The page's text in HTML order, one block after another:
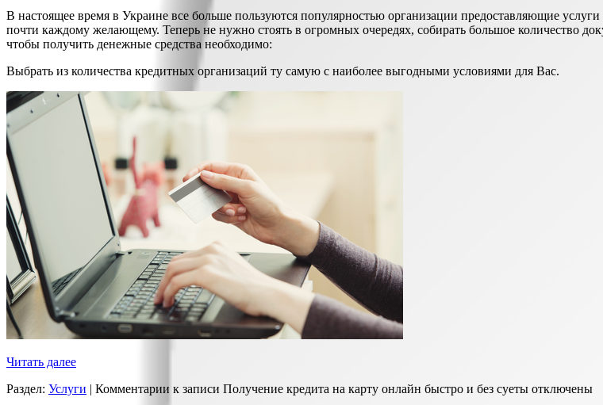
В настоящее время в Украине все больше пользуются популярностью организации предоставляющие
почти каждому желающему. Теперь не нужно стоять в огромных очередях, собирать большое количество
чтобы получить денежные средства необходимо:
Выбрать из количества кредитных организаций ту самую с наиболее выгодными условиями для Вас.
Читать далее
Раздел: Услуги | Комментарии к записи Получение кредита на карту онлайн быстро и без суеты отключены